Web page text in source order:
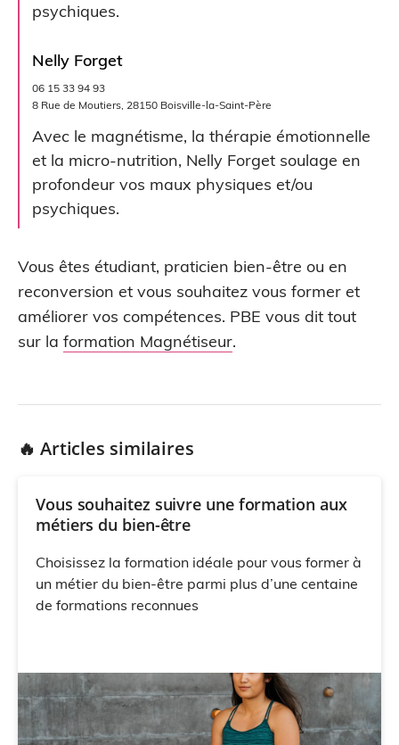
psychiques.
Nelly Forget
06 15 33 94 93
8 Rue de Moutiers, 28150 Boisville-la-Saint-Père
Avec le magnétisme, la thérapie émotionnelle
et la micro-nutrition, Nelly Forget soulage en
profondeur vos maux physiques et/ou
psychiques.
Vous êtes étudiant, praticien bien-être ou en
reconversion et vous souhaitez vous former et
améliorer vos compétences. PBE vous dit tout
sur la formation Magnétiseur.
🔥 Articles similaires
Vous souhaitez suivre une formation aux
métiers du bien-être
Choisissez la formation idéale pour vous former à
un métier du bien-être parmi plus d’une centaine
de formations reconnues